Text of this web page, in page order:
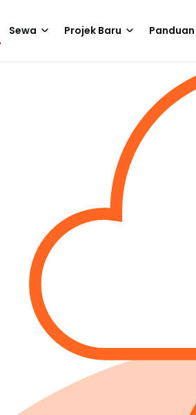
Sewa Projek Baru Panduan